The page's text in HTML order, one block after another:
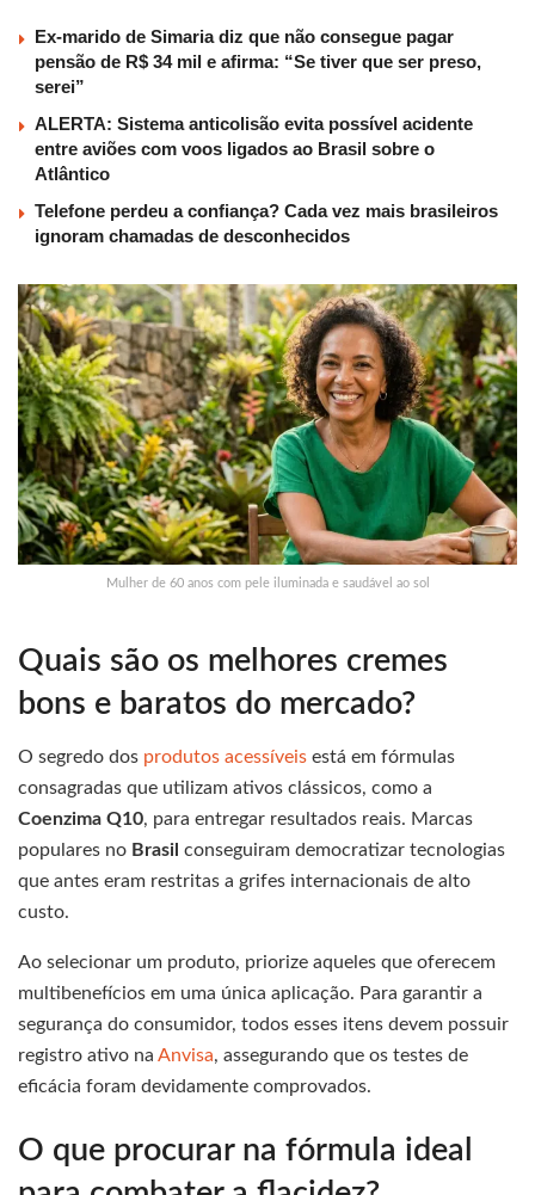
Ex-marido de Simaria diz que não consegue pagar
pensão de R$ 34 mil e afirma: “Se tiver que ser preso,
serei”
ALERTA: Sistema anticolisão evita possível acidente
entre aviões com voos ligados ao Brasil sobre o
Atlântico
Telefone perdeu a confiança? Cada vez mais brasileiros
ignoram chamadas de desconhecidos
Mulher de 60 anos com pele iluminada e saudável ao sol
Quais são os melhores cremes
bons e baratos do mercado?
O segredo dos produtos acessíveis está em fórmulas
consagradas que utilizam ativos clássicos, como a
Coenzima Q10, para entregar resultados reais. Marcas
populares no Brasil conseguiram democratizar tecnologias
que antes eram restritas a grifes internacionais de alto
custo.
Ao selecionar um produto, priorize aqueles que oferecem
multibenefícios em uma única aplicação. Para garantir a
segurança do consumidor, todos esses itens devem possuir
registro ativo na Anvisa, assegurando que os testes de
eficácia foram devidamente comprovados.
O que procurar na fórmula ideal